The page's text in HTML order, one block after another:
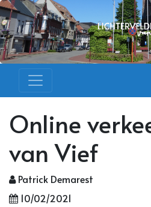
Online
van Vief
Patrick Demarest
10/02/2021